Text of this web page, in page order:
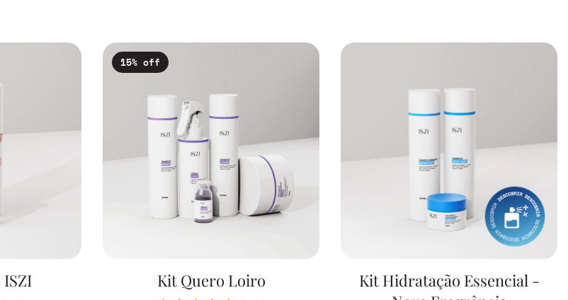
ISZI
15% off
Kit Quero Loiro
Kit Hidratação Essencial -